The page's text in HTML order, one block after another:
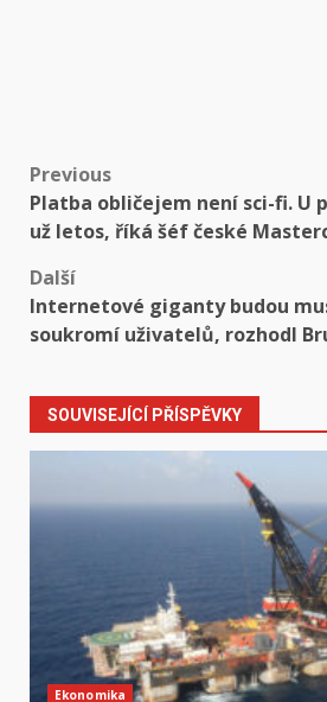
Post
navigation
Previous
Platba obličejem není sci-fi. U
už letos, říká šéf české
Další
Internetové giganty budou
soukromí uživatelů, rozhodl
SOUVISEJÍCÍ PŘÍSPĚVKY
Ekonomika